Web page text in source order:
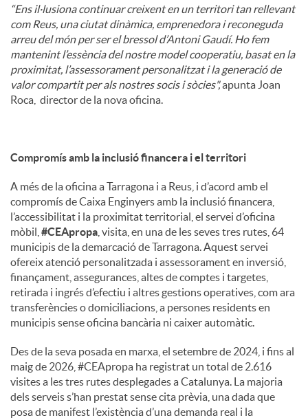
“Ens il·lusiona continuar creixent en un territori tan rellevant
com Reus, una ciutat dinàmica, emprenedora i reconeguda
arreu del món per ser el bressol d’Antoni Gaudí. Ho fem
mantenint l’essència del nostre model cooperatiu, basat en la
proximitat, l’assessorament personalitzat i la generació de
valor compartit per als nostres socis i sòcies",apunta Joan
Roca, director de la nova oficina.
Compromís amb la inclusió financera i el territori
A més de la oficina a Tarragona i a Reus, i d’acord amb el
compromís de Caixa Enginyers amb la inclusió financera,
l’accessibilitat i la proximitat territorial, el servei d’oficina
mòbil, #CEApropa , visita, en una de les seves tres rutes, 64
municipis de la demarcació de Tarragona. Aquest servei
ofereix atenció personalitzada i assessorament en inversió,
finançament, assegurances, altes de comptes i targetes,
retirada i ingrés d’efectiu i altres gestions operatives, com ara
transferències o domiciliacions, a persones residents en
municipis sense oficina bancària ni caixer automàtic.
Des de la seva posada en marxa, el setembre de 2024, i fins al
maig de 2026, #CEApropa ha registrat un total de 2.616
visites a les tres rutes desplegades a Catalunya. La majoria
dels serveis s’han prestat sense cita prèvia, una dada que
posa de manifest l’existència d’una demanda real i la